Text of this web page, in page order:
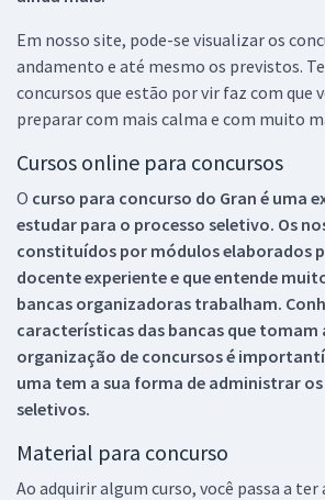
Em nosso site, pode-se visualizar os
andamento e até mesmo os previstos.
concursos que estão por vir faz com que
preparar com mais calma e com muito
Cursos online para concursos
O curso para concurso do Gran é uma
estudar para o processo seletivo. Os
constituídos por módulos elaborados
docente experiente e que entende
bancas organizadoras trabalham.
características das bancas que tomam
organização de concursos é
uma tem a sua forma de administrar
seletivos.
Material para concurso
Ao adquirir algum curso, você passa a ter